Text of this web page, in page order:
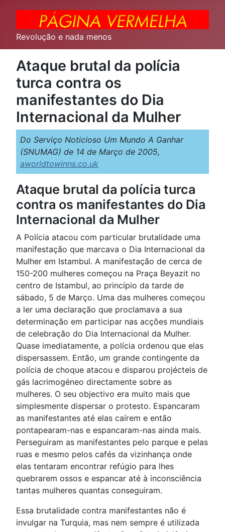
Revolução e nada menos
Ataque brutal da polícia
turca contra os
manifestantes do Dia
Internacional da Mulher
Do Serviço Noticioso Um Mundo A Ganhar
(SNUMAG) de 14 de Março de 2005,
aworldtowinns.co.uk
Ataque brutal da polícia turca
contra os manifestantes do Dia
Internacional da Mulher
A Polícia atacou com particular brutalidade uma
manifestação que marcava o Dia Internacional da
Mulher em Istambul. A manifestação de cerca de
150-200 mulheres começou na Praça Beyazit no
centro de Istambul, ao princípio da tarde de
sábado, 5 de Março. Uma das mulheres começou
a ler uma declaração que proclamava a sua
determinação em participar nas acções mundiais
de celebração do Dia Internacional da Mulher.
Quase imediatamente, a polícia ordenou que elas
dispersassem. Então, um grande contingente da
polícia de choque atacou e disparou projécteis de
gás lacrimogéneo directamente sobre as
mulheres. O seu objectivo era muito mais que
simplesmente dispersar o protesto. Espancaram
as manifestantes até elas caírem e então
pontapearam-nas e espancaram-nas ainda mais.
Perseguiram as manifestantes pelo parque e pelas
ruas e mesmo pelos cafés da vizinhança onde
elas tentaram encontrar refúgio para lhes
quebrarem ossos e espancar até à inconsciência
tantas mulheres quantas conseguiram.
Essa brutalidade contra manifestantes não é
invulgar na Turquia, mas nem sempre é utilizada